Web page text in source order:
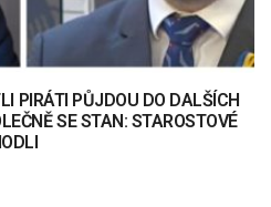
PIRÁTI PŮJDOU DO DALŠÍCH
SE STAN: STAROSTOVÉ